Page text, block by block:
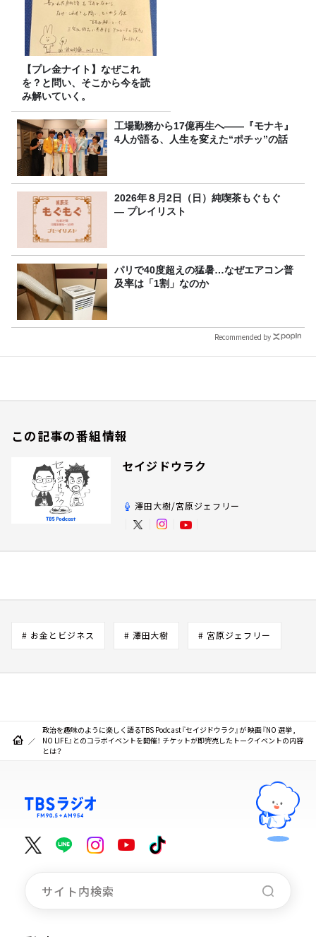
【プレ金ナイト】なぜこれ
を？と問い、そこから今を読
み解いていく。
工場勤務から17億再生へ——『モナキ』
4人が語る、人生を変えた“ポチッ”の話
2026年８月2日（日）純喫茶もぐもぐ
― プレイリスト
パリで40度超えの猛暑…なぜエアコン普
及率は「1割」なのか
Recommended by
この記事の番組情報
セイジドウラク
澤田大樹/宮原ジェフリー
# お金とビジネス # 澤田大樹 # 宮原ジェフリー
政治を趣味のように楽しく語るTBS Podcast『セイジドウラク』が 映画『NO 選挙 ,
NO LIFE』とのコラボイベントを開催！ チケットが即完売したトークイベントの内容
とは？